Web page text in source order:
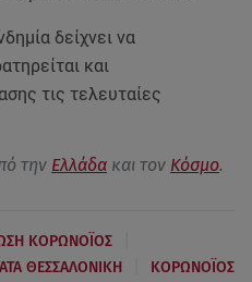
δείχνει να
και
τις τελευταίες
την Ελλάδα και τον Κόσμο.
ΚΟΡΩΝΟΪΟΣ
ΘΕΣΣΑΛΟΝΙΚΗ ΚΟΡΩΝΟΪΟΣ